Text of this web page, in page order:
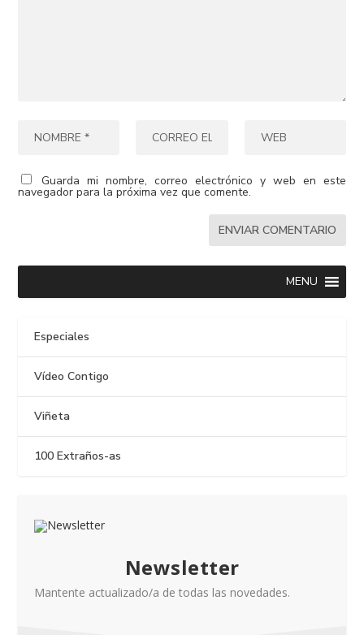
Guarda mi nombre, correo electrónico y web en este
navegador para la próxima vez que comente.
MENU
Especiales
Vídeo Contigo
Viñeta
100 Extraños-as
Newsletter
Mantente actualizado/a de todas las novedades.